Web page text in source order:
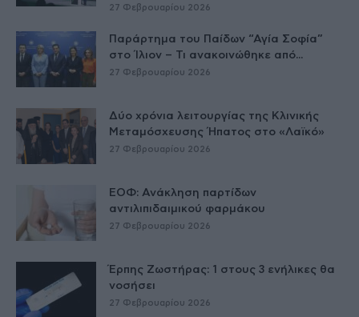
27 Φεβρουαρίου 2026
Παράρτημα του Παίδων “Αγία Σοφία”
στο Ίλιον – Τι ανακοινώθηκε από...
27 Φεβρουαρίου 2026
Δύο χρόνια λειτουργίας της Κλινικής
Μεταμόσχευσης Ήπατος στο «Λαϊκό»
27 Φεβρουαρίου 2026
ΕΟΦ: Ανάκληση παρτίδων
αντιλιπιδαιμικού φαρμάκου
27 Φεβρουαρίου 2026
Έρπης Ζωστήρας: 1 στους 3 ενήλικες θα
νοσήσει
27 Φεβρουαρίου 2026